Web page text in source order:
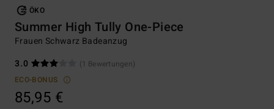
ÖKO
Summer High Tully One-Piece
Frauen Schwarz Badeanzug
3.0
(1 Bewertungen)
ECO-BONUS
85,95 €